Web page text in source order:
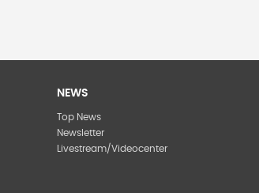
NEWS
Top News
Newsletter
Livestream/Videocenter